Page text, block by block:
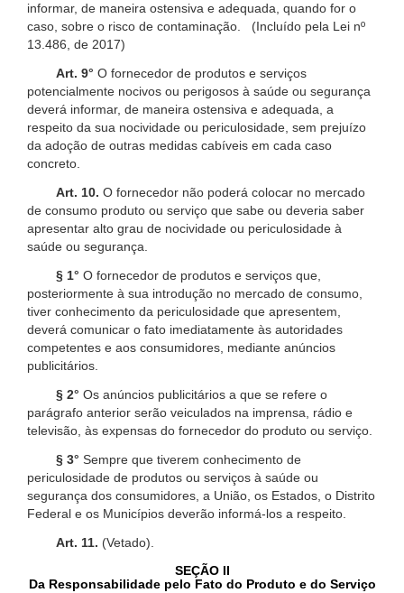
informar, de maneira ostensiva e adequada, quando for o
caso, sobre o risco de contaminação. (Incluído pela Lei nº
13.486, de 2017)
Art. 9° O fornecedor de produtos e serviços
potencialmente nocivos ou perigosos à saúde ou segurança
deverá informar, de maneira ostensiva e adequada, a
respeito da sua nocividade ou periculosidade, sem prejuízo
da adoção de outras medidas cabíveis em cada caso
concreto.
Art. 10. O fornecedor não poderá colocar no mercado
de consumo produto ou serviço que sabe ou deveria saber
apresentar alto grau de nocividade ou periculosidade à
saúde ou segurança.
§ 1° O fornecedor de produtos e serviços que,
posteriormente à sua introdução no mercado de consumo,
tiver conhecimento da periculosidade que apresentem,
deverá comunicar o fato imediatamente às autoridades
competentes e aos consumidores, mediante anúncios
publicitários.
§ 2° Os anúncios publicitários a que se refere o
parágrafo anterior serão veiculados na imprensa, rádio e
televisão, às expensas do fornecedor do produto ou serviço.
§ 3° Sempre que tiverem conhecimento de
periculosidade de produtos ou serviços à saúde ou
segurança dos consumidores, a União, os Estados, o Distrito
Federal e os Municípios deverão informá-los a respeito.
Art. 11. (Vetado).
SEÇÃO II
Da Responsabilidade pelo Fato do Produto e do Serviço